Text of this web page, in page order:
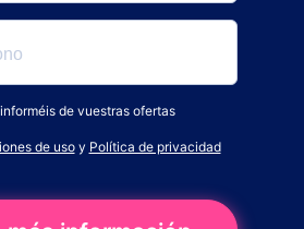
de vuestras ofertas
de usoy Política de privacidad